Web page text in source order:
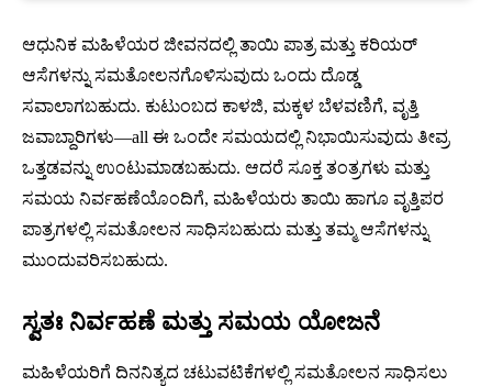
ಆಧುನಿಕ ಮಹಿಳೆಯರ ಜೀವನದಲ್ಲಿ ತಾಯಿ ಪಾತ್ರ ಮತ್ತು ಕರಿಯರ್
ಆಸೆಗಳನ್ನು ಸಮತೋಲನಗೊಳಿಸುವುದು ಒಂದು ದೊಡ್ಡ
ಸವಾಲಾಗಬಹುದು. ಕುಟುಂಬದ ಕಾಳಜಿ, ಮಕ್ಕಳ ಬೆಳವಣಿಗೆ, ವೃತ್ತಿ
ಜವಾಬ್ದಾರಿಗಳು—all ಈ ಒಂದೇ ಸಮಯದಲ್ಲಿ ನಿಭಾಯಿಸುವುದು ತೀವ್ರ
ಒತ್ತಡವನ್ನು ಉಂಟುಮಾಡಬಹುದು. ಆದರೆ ಸೂಕ್ತ ತಂತ್ರಗಳು ಮತ್ತು
ಸಮಯ ನಿರ್ವಹಣೆಯೊಂದಿಗೆ, ಮಹಿಳೆಯರು ತಾಯಿ ಹಾಗೂ ವೃತ್ತಿಪರ
ಪಾತ್ರಗಳಲ್ಲಿ ಸಮತೋಲನ ಸಾಧಿಸಬಹುದು ಮತ್ತು ತಮ್ಮ ಆಸೆಗಳನ್ನು
ಮುಂದುವರಿಸಬಹುದು.
ಸ್ವತಃ ನಿರ್ವಹಣೆ ಮತ್ತು ಸಮಯ ಯೋಜನೆ
ಮಹಿಳೆಯರಿಗೆ ದಿನನಿತ್ಯದ ಚಟುವಟಿಕೆಗಳಲ್ಲಿ ಸಮತೋಲನ ಸಾಧಿಸಲು